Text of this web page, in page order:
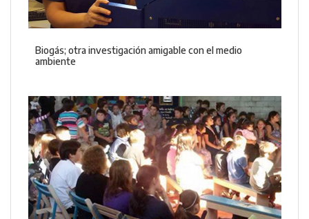
Biogás; otra investigación amigable con el medio
ambiente